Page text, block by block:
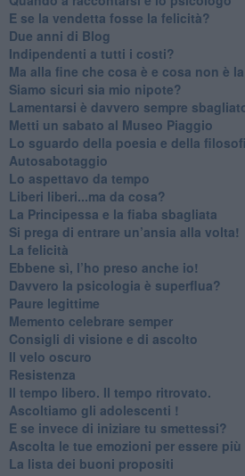
​E se la vendetta fosse la felicità?
​Due anni di Blog
​Indipendenti a tutti i costi?
​Ma alla fine che cosa è e cosa non è
​Siamo sicuri sia mio nipote?
​Lamentarsi è davvero sempre
​Metti un sabato al Museo Piaggio
​Lo sguardo della poesia e della
Autosabotaggio
​Lo aspettavo da tempo
​Liberi liberi...ma da cosa?
​La Principessa e la fiaba sbagliata
Si prega di entrare un’ansia alla volta!
​La felicità
​Ebbene sì, l’ho preso anche io!
​Davvero la psicologia è superflua?
Paure legittime
​Memento celebrare semper
​Consigli di visione e di ascolto
​Il velo oscuro
Resistenza
​Il tempo libero. Il tempo ritrovato.
Ascoltiamo gli adolescenti !
​E se invece di iniziare tu smettessi?
​Ascolta le tue emozioni per essere più
​La lista dei buoni propositi